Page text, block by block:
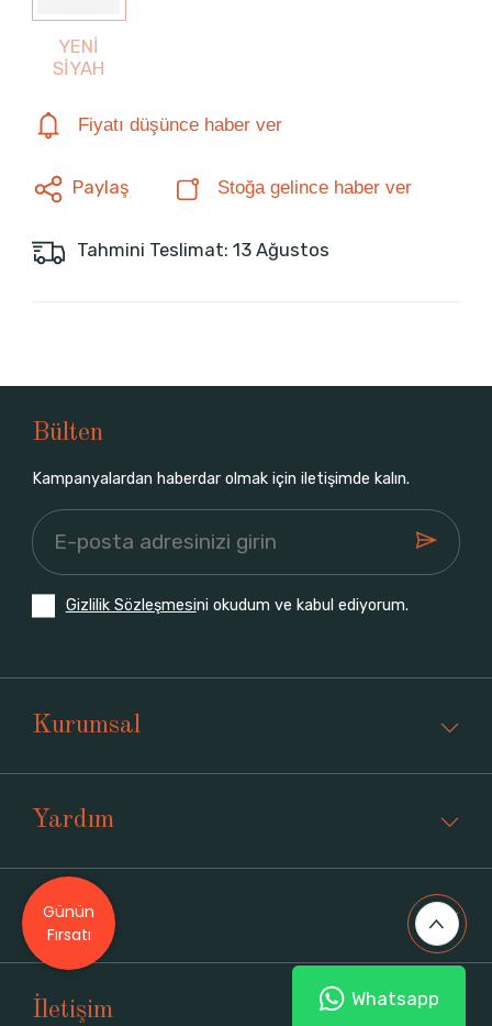
YENİ
SİYAH
Fiyatı düşünce haber ver
Paylaş Stoğa gelince haber ver
Tahmini Teslimat: 13 Ağustos
Bülten
Kampanyalardan haberdar olmak için iletişimde kalın.
Gizlilik Sözleşmesini okudum ve kabul ediyorum.
Kurumsal
Yardım
Üyelik
İletişim Whatsapp
Günün
Fırsatı